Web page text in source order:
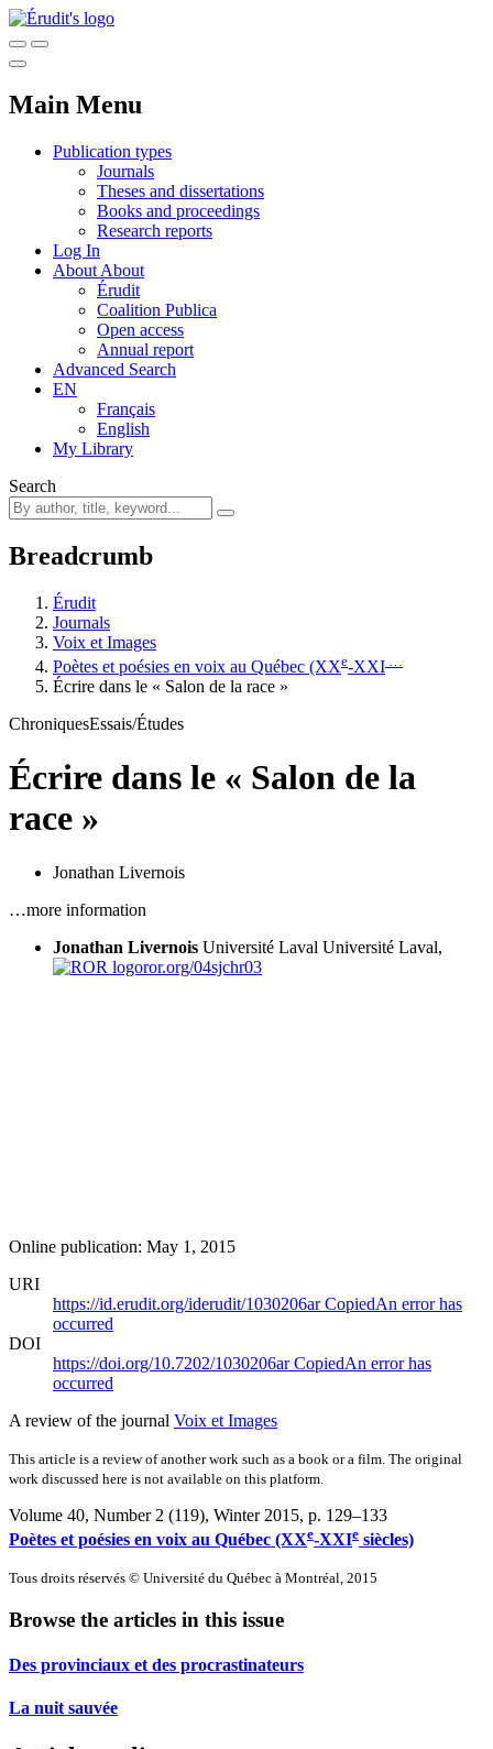
Main Menu
Publication types
Journals
Theses and dissertations
Books and proceedings
Research reports
Log In
About About
Érudit
Coalition Publica
Open access
Annual report
Advanced Search
EN
Français
English
My Library
Search
Breadcrumb
Érudit
Journals
Voix et Images
Poètes et poésies en voix au Québec (XXe-XXI
Écrire dans le « Salon de la race »
ChroniquesEssais/Études
Écrire dans le « Salon de la
race »
Jonathan Livernois
…more information
Jonathan Livernois Université Laval Université Laval,
ror.org/04sjchr03
Online publication: May 1, 2015
URI
https://id.erudit.org/iderudit/1030206arCopiedAn error has
occurred
DOI
https://doi.org/10.7202/1030206arCopiedAn error has
occurred
A review of the journal Voix et Images
This article is a review of another work such as a book or a film. The original
work discussed here is not available on this platform.
Volume 40, Number 2 (119), Winter 2015, p. 129–133
Poètes et poésies en voix au Québec (XXe-XXIe siècles)
Tous droits réservés © Université du Québec à Montréal, 2015
Browse the articles in this issue
Des provinciaux et des procrastinateurs
La nuit sauvée